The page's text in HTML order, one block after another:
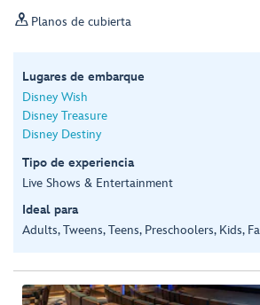
 Planos de cubierta
Lugares de embarque
Disney Wish
Disney Treasure
Disney Destiny
Tipo de experiencia
Live Shows & Entertainment
Ideal para
Adults, Tweens, Teens, Preschoolers, Kids,